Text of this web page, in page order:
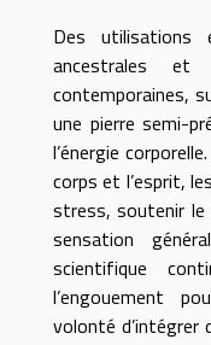
Des utilisations
ancestrales et
contemporaines,
une pierre semi-
l’énergie
corps et l’esprit,
stress, soutenir
sensation
scientifique
l’engouement
volonté d’intégrer